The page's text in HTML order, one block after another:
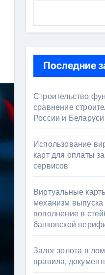
Последние
Строительство
сравнение
России и Беларуси
Использование
карт для оплаты
сервисов
Виртуальные
механизм выпуска
пополнение в
банковской
Залог золота в
правила,